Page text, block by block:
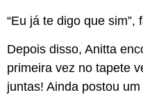
“Eu já te digo que sim”,
Depois disso, Anitta
primeira vez no tapete
juntas! Ainda postou